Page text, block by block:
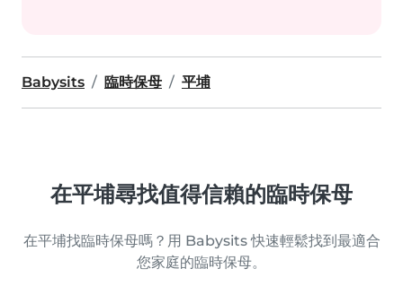
Babysits 臨時保母 平埔
在平埔尋找值得信賴的臨時保母
在平埔找臨時保母嗎？用 Babysits 快速輕鬆找到最適合
您家庭的臨時保母。